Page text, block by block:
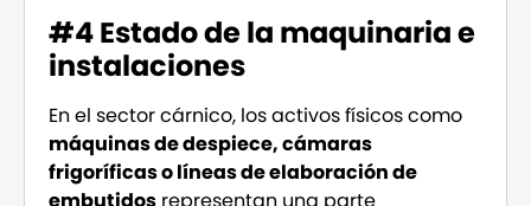
#4 Estado de la maquinaria e
instalaciones
En el sector cárnico, los activos físicos como
máquinas de despiece, cámaras
frigoríficas o líneas de elaboración de